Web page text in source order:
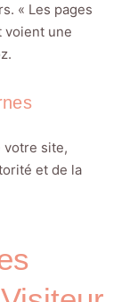
« Les pages
voient une
votre site,
et de la